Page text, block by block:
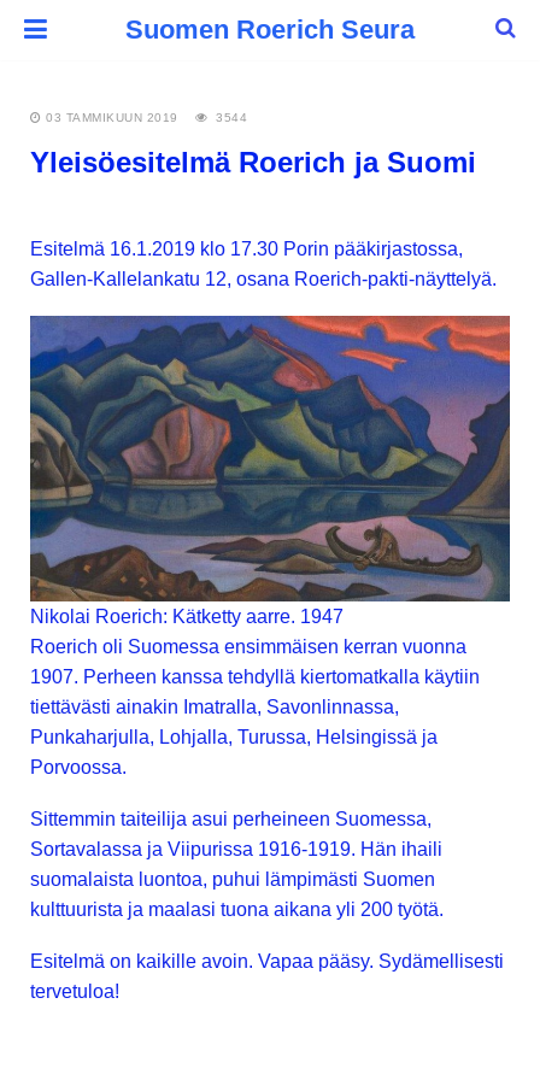
Suomen Roerich Seura
03 TAMMIKUUN 2019 3544
Yleisöesitelmä Roerich ja Suomi
Esitelmä 16.1.2019 klo 17.30 Porin pääkirjastossa,
Gallen-Kallelankatu 12, osana Roerich-pakti-näyttelyä.
Nikolai Roerich: Kätketty aarre. 1947
Roerich oli Suomessa ensimmäisen kerran vuonna
1907. Perheen kanssa tehdyllä kiertomatkalla käytiin
tiettävästi ainakin Imatralla, Savonlinnassa,
Punkaharjulla, Lohjalla, Turussa, Helsingissä ja
Porvoossa.
Sittemmin taiteilija asui perheineen Suomessa,
Sortavalassa ja Viipurissa 1916-1919. Hän ihaili
suomalaista luontoa, puhui lämpimästi Suomen
kulttuurista ja maalasi tuona aikana yli 200 työtä.
Esitelmä on kaikille avoin. Vapaa pääsy. Sydämellisesti
tervetuloa!